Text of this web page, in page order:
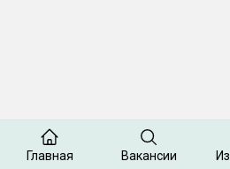
Главная Вакансии